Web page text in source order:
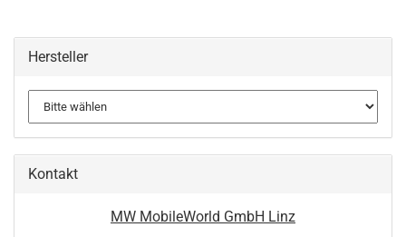
Hersteller
Kontakt
MW MobileWorld GmbH Linz